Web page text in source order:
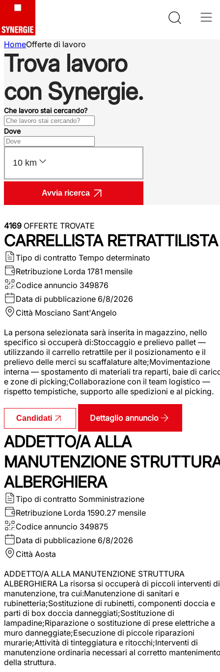
HomeOfferte di lavoro
Trova lavoro
con Synergie.
Che lavoro stai cercando?
Dove
10 km
Avvia ricerca
4169 OFFERTE TROVATE
CARRELLISTA RETRATTILISTA
Tipo di contratto Tempo determinato
Retribuzione Lorda 1781 mensile
Codice annuncio 349876
Data di pubblicazione 6/8/2026
Città Mosciano Sant'Angelo
La persona selezionata sarà inserita in magazzino, nello
specifico si occuperà di:Stoccaggio e prelievo pallet —
utilizzando il carrello retrattile per il posizionamento e il
prelievo delle merci su scaffalature alte;Movimentazione
interna — spostamento di materiali tra reparti, baie di
e zone di picking;Collaborazione con il team logistico —
rispetto tempistiche, supporto alle spedizioni e al picking.
Candidati Dettaglio annuncio
ADDETTO/A ALLA
MANUTENZIONE
ALBERGHIERA
Tipo di contratto Somministrazione
Retribuzione Lorda 1590.27 mensile
Codice annuncio 349875
Data di pubblicazione 6/8/2026
Città Aosta
ADDETTO/A ALLA MANUTENZIONE STRUTTURA
ALBERGHIERA La risorsa si occuperà di piccoli interventi di
manutenzione, tra cui:Manutenzione di sanitari e
rubinetteria;Sostituzione di rubinetti, componenti doccia e
parti di box doccia danneggiati;Sostituzione di
lampadine;Riparazione o sostituzione di prese elettriche a
muro danneggiate;Esecuzione di piccole riparazioni
murarie;Attività di tinteggiatura e ritocchi;Interventi di
manutenzione ordinaria necessari al corretto
della struttura.